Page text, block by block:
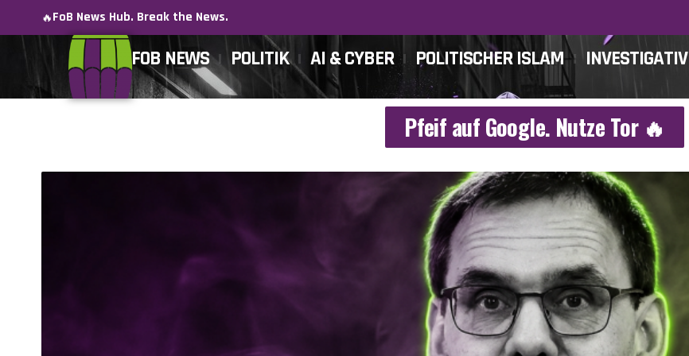
🔥FoB News Hub. Break the News.
FOB NEWS POLITIK AI & CYBER POLITISCHER ISLAM INVESTIGATIV
Pfeif auf Google. Nutze Tor 🔥